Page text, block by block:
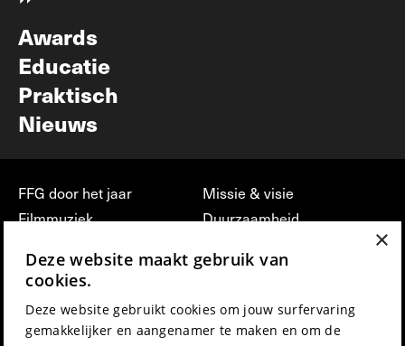
Awards
Educatie
Praktisch
Nieuws
FFG door het jaar
Filmmuziek
Press & Industry
Film Fest Friends
Missie & visie
Duurzaamheid
vrijwilligerswerk bij FFG
Privacy & Disclaimer
×
Deze website maakt gebruik van
cookies.
Deze website gebruikt cookies om jouw surfervaring
gemakkelijker en aangenamer te maken en om de